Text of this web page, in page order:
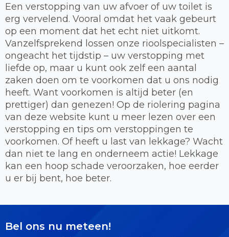
Een verstopping van uw afvoer of uw toilet is
erg vervelend. Vooral omdat het vaak gebeurt
op een moment dat het echt niet uitkomt.
Vanzelfsprekend lossen onze rioolspecialisten –
ongeacht het tijdstip – uw verstopping met
liefde op, maar u kunt ook zelf een aantal
zaken doen om te voorkomen dat u ons nodig
heeft. Want voorkomen is altijd beter (en
prettiger) dan genezen! Op de riolering pagina
van deze website kunt u meer lezen over een
verstopping en tips om verstoppingen te
voorkomen. Of heeft u last van lekkage? Wacht
dan niet te lang en onderneem actie! Lekkage
kan een hoop schade veroorzaken, hoe eerder
u er bij bent, hoe beter.
Bel ons nu meteen!